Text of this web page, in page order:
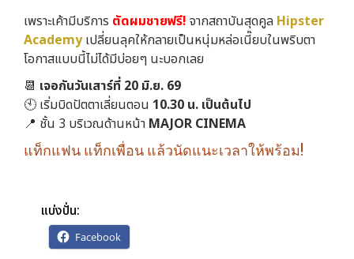
เพราะเค้ามีบริการ ตัดผมชายฟรี! จากสถาบันสุดคูล Hipster
Academyเปลี่ยนลุคให้กลายเป็นหนุ่มหล่อเนี๊ยบในพริบตา
โอกาสแบบนี้ไม่ได้มีบ่อยๆ นะบอกเลย
📆 เจอกันวันเสาร์ที่ 20 มิ.ย. 69
🕙 เริ่มบิดปัตตาเลี่ยนตอน 10.30 น. เป็นต้นไป
📍 ชั้น 3 บริเวณด้านหน้า MAJOR CINEMA
แท็กแฟน แท็กเพื่อน แล้วนัดแนะเวลาให้พร้อม!
แบ่งปั่น:
Facebook